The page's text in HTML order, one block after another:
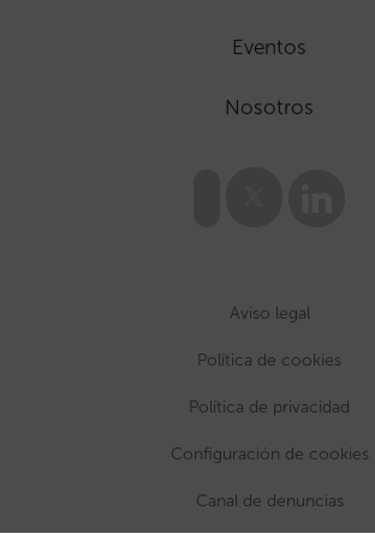
Eventos
Nosotros
Aviso legal
Política de cookies
Política de privacidad
Configuración de cookies
Canal de denuncias